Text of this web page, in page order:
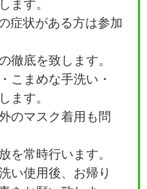
ます。
症状がある方は参加
徹底を致します。
こまめな手洗い・
ます。
のマスク着用も問
を常時行います。
い使用後、お帰り